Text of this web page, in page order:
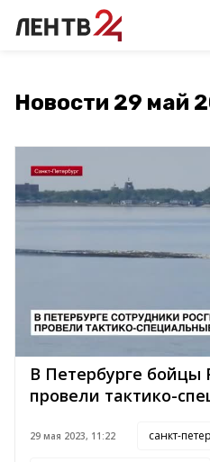
Новости 29 май
В Петербурге бойцы
провели тактико-
29 мая 2023, 11:22 санкт-